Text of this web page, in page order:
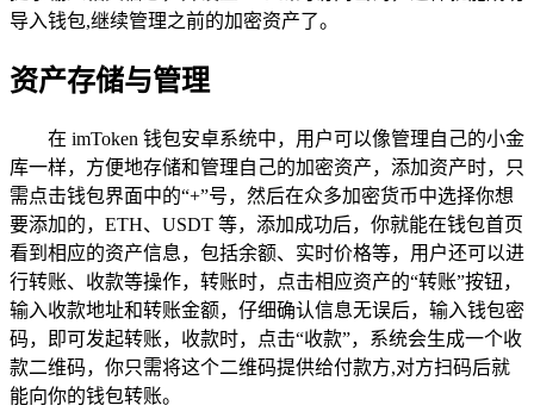
导入钱包,继续管理之前的加密资产了。
资产存储与管理
在 imToken 钱包安卓系统中，用户可以像管理自己的小金
库一样，方便地存储和管理自己的加密资产，添加资产时，只
需点击钱包界面中的“+”号，然后在众多加密货币中选择你想
要添加的，ETH、USDT 等，添加成功后，你就能在钱包首页
看到相应的资产信息，包括余额、实时价格等，用户还可以进
行转账、收款等操作，转账时，点击相应资产的“转账”按钮，
输入收款地址和转账金额，仔细确认信息无误后，输入钱包密
码，即可发起转账，收款时，点击“收款”，系统会生成一个收
款二维码，你只需将这个二维码提供给付款方,对方扫码后就
能向你的钱包转账。